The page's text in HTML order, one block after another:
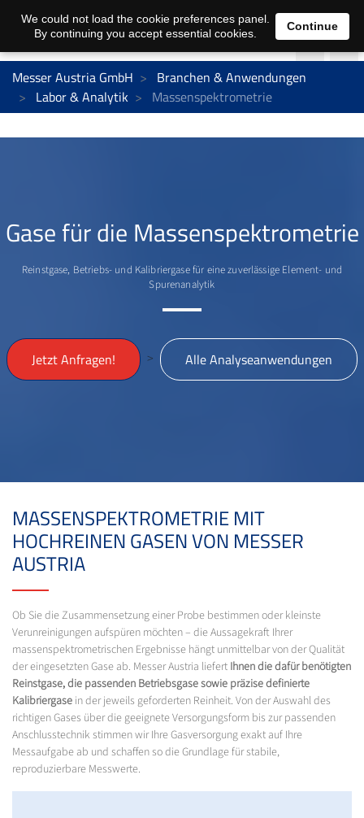
Messer Austria GmbH
Branchen & Anwendungen
Labor & Analytik
Massenspektrometrie
Gase für die Massenspektrometrie
Reinstgase, Betriebs- und Kalibriergase für eine zuverlässige Element- und
Spurenanalytik
Jetzt Anfragen! > Alle Analyseanwendungen
MASSENSPEKTROMETRIE MIT
HOCHREINEN GASEN VON MESSER
AUSTRIA
Ob Sie die Zusammensetzung einer Probe bestimmen oder kleinste
Verunreinigungen aufspüren möchten – die Aussagekraft Ihrer
massenspektrometrischen Ergebnisse hängt unmittelbar von der Qualität
der eingesetzten Gase ab. Messer Austria liefert Ihnen die dafür benötigten
Reinstgase, die passenden Betriebsgase sowie präzise definierte
Kalibriergase in der jeweils geforderten Reinheit. Von der Auswahl des
richtigen Gases über die geeignete Versorgungsform bis zur passenden
Anschlusstechnik stimmen wir Ihre Gasversorgung exakt auf Ihre
Messaufgabe ab und schaffen so die Grundlage für stabile,
reproduzierbare Messwerte.
We could not load the cookie preferences panel.
By continuing you accept essential cookies.
Continue